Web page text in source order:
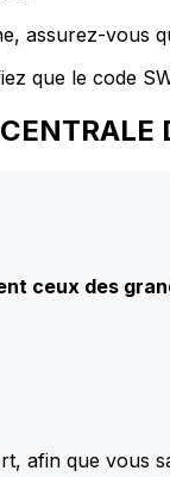
assurez-vous
que le code
ceux des
afin que vous